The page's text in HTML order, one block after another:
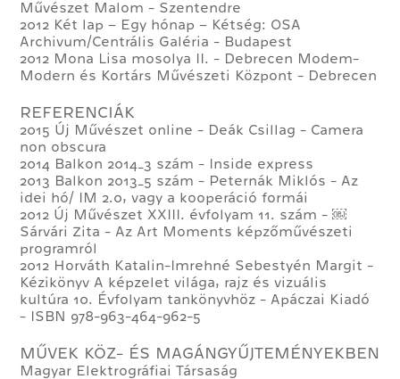
Művészet Malom - Szentendre
2012 Két lap – Egy hónap – Kétség: OSA
Archivum/Centrális Galéria - Budapest
2012 Mona Lisa mosolya II. - Debrecen Modem-
Modern és Kortárs Művészeti Központ - Debrecen
REFERENCIÁK
2015 Új Művészet online - Deák Csillag - Camera
non obscura
2014 Balkon 2014_3 szám - Inside express
2013 Balkon 2013_5 szám - Peternák Miklós - Az
idei hó/ IM 2.0, vagy a kooperáció formái
2012 Új Művészet XXIII. évfolyam 11. szám - ￼
Sárvári Zita - Az Art Moments képzőművészeti
programról
2012 Horváth Katalin-Imrehné Sebestyén Margit -
Kézikönyv A képzelet világa, rajz és vizuális
kultúra 10. Évfolyam tankönyvhöz - Apáczai Kiadó
- ISBN 978-963-464-962-5
MŰVEK KÖZ- ÉS MAGÁNGYŰJTEMÉNYEKBEN
Magyar Elektrográfiai Társaság